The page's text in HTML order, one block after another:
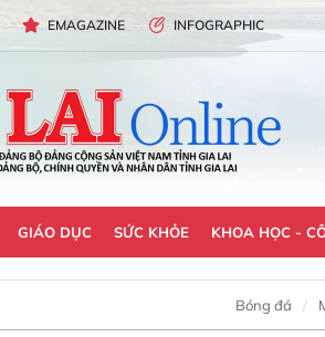
EMAGAZINE INFOGRAPHIC
GIÁO DỤC SỨC KHỎE KHOA HỌC -
Bóng đá